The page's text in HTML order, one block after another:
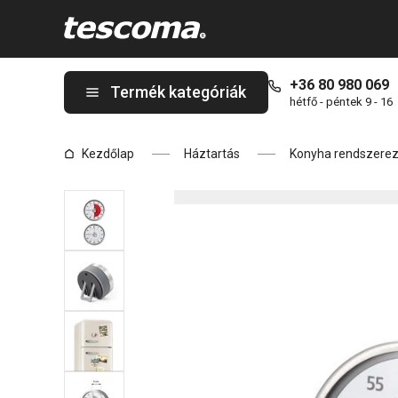
Termék kategóriák +36 80 980 069
hétfő - péntek 9 - 16
Kezdőlap Háztartás Konyha